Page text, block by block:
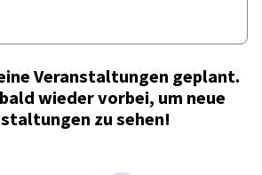
German
Veranstaltungen geplant.
wieder vorbei, um neue
zu sehen!